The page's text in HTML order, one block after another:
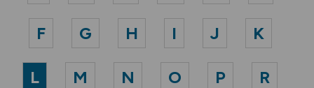
F G H I J K
L M N O P R